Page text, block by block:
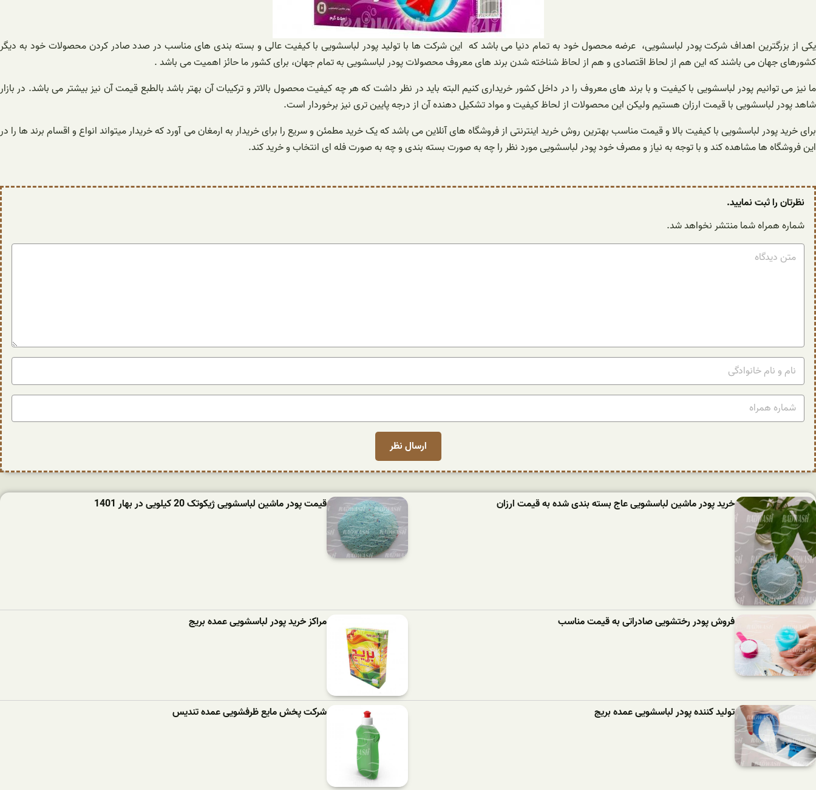
یکی از بزرگترین اهداف شرکت پودر لباسشویی، عرضه محصول خود به تمام دنیا می باشد که این شرکت ها با تولید پودر لباسشویی با کیفیت عالی و بسته بندی های مناسب در صدد صادر کردن محصولات خود به دیگر
کشورهای جهان می باشند که این هم از لحاظ اقتصادی و هم از لحاظ شناخته شدن برند های معروف محصولات پودر لباسشویی به تمام جهان، برای کشور ما حائز اهمیت می باشد .
ما نیز می توانیم پودر لباسشویی با کیفیت و با برند های معروف را در داخل کشور خریداری کنیم البته باید در نظر داشت که هر چه کیفیت محصول بالاتر و ترکیبات آن بهتر باشد بالطبع قیمت آن نیز بیشتر می باشد. در بازار
شاهد پودر لباسشویی با قیمت ارزان هستیم ولیکن این محصولات از لحاظ کیفیت و مواد تشکیل دهنده آن از درجه پایین تری نیز برخوردار است.
برای خرید پودر لباسشویی با کیفیت بالا و قیمت مناسب بهترین روش خرید اینترنتی از فروشگاه های آنلاین می باشد که یک خرید مطمئن و سریع را برای خریدار به ارمغان می آورد که خریدار میتواند انواع و اقسام برند ها را در
این فروشگاه ها مشاهده کند و با توجه به نیاز و مصرف خود پودر لباسشویی مورد نظر را چه به صورت بسته بندی و چه به صورت فله ای انتخاب و خرید کند.
نظرتان را ثبت نمایید.
شماره همراه شما منتشر نخواهد شد.
خرید پودر ماشین لباسشویی عاج بسته بندی شده به قیمت ارزان قیمت پودر ماشین لباسشویی ژیکوتک 20 کیلویی در بهار 1401
فروش پودر رختشویی صادراتی به قیمت مناسب مراکز خرید پودر لباسشویی عمده بریج
تولید کننده پودر لباسشویی عمده بریج شرکت پخش مایع ظرفشویی عمده تندیس